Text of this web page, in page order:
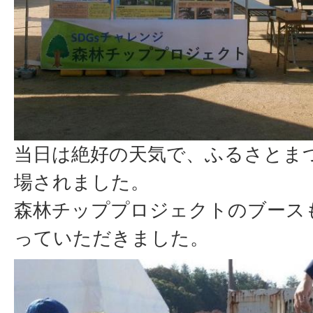
当日は絶好の天気で、ふるさとま
場されました。
森林チッププロジェクトのブース
っていただきました。